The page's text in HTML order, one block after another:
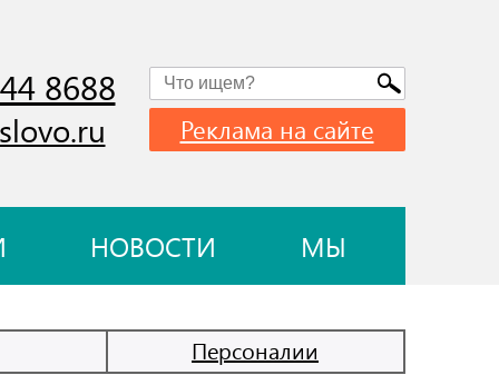
8688
Реклама на сайте
НОВОСТИ МЫ
Персоналии